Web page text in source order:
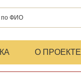
О ПРОЕКТЕ